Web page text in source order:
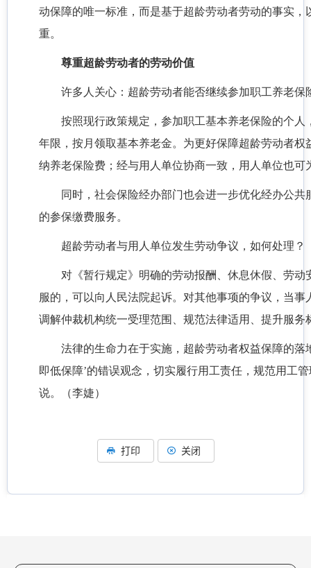
动保障的唯一标准，而是基于超龄劳动者劳动的事实
重。
尊重超龄劳动者的劳动价值
许多人关心：超龄劳动者能否继续参加职工养老保
按照现行政策规定，参加职工基本养老保险的个
年限，按月领取基本养老金。为更好保障超龄劳动者
纳养老保险费；经与用人单位协商一致，用人单位也
同时，社会保险经办部门也会进一步优化经办公
的参保缴费服务。
超龄劳动者与用人单位发生劳动争议，如何处理？
对《暂行规定》明确的劳动报酬、休息休假、劳
服的，可以向人民法院起诉。对其他事项的争议，当
调解仲裁机构统一受理范围、规范法律适用、提升服
法律的生命力在于实施，超龄劳动者权益保障的
即低保障’的错误观念，切实履行用工责任，规范用工
说。（李婕）
打印 关闭